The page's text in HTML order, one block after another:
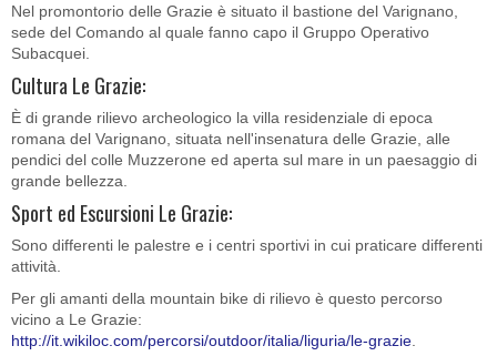
Nel promontorio delle Grazie è situato il bastione del Varignano,
sede del Comando al quale fanno capo il Gruppo Operativo
Subacquei.
Cultura Le Grazie:
È di grande rilievo archeologico la villa residenziale di epoca
romana del Varignano, situata nell'insenatura delle Grazie, alle
pendici del colle Muzzerone ed aperta sul mare in un paesaggio di
grande bellezza.
Sport ed Escursioni Le Grazie:
Sono differenti le palestre e i centri sportivi in cui praticare differenti
attività.
Per gli amanti della mountain bike di rilievo è questo percorso
vicino a Le Grazie:
http://it.wikiloc.com/percorsi/outdoor/italia/liguria/le-grazie